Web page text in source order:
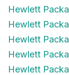
Hewlett
Hewlett
Hewlett
Hewlett
Hewlett